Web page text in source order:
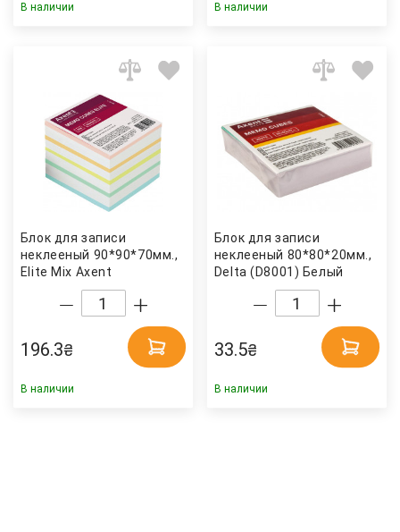
В наличии В наличии
Блок для записи
неклееный 90*90*70мм.,
Elite Mix Axent
196.3₴
В наличии
Блок для записи
неклееный 80*80*20мм.,
Delta (D8001) Белый
33.5₴
В наличии